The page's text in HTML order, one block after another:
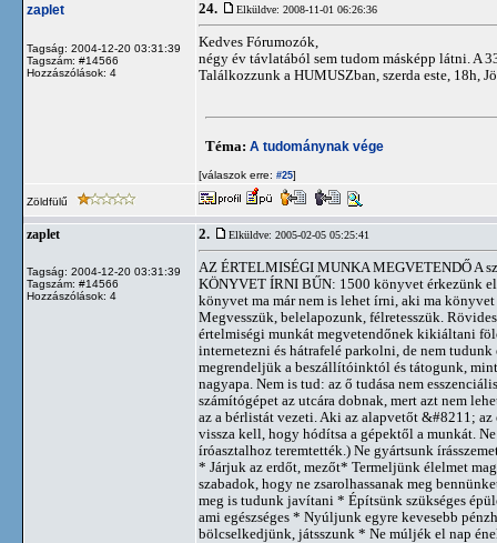
zaplet
Tagság: 2004-12-20 03:31:39
Tagszám: #14566
Hozzászólások: 4
24. Elküldve: 2008-11-01 06:26:36
Kedves Fórumozók,
négy év távlatából sem tudom másképp látni. A
Találkozzunk a HUMUSZban, szerda este, 18h,
Téma: A tudománynak vége
[válaszok erre: #25]
Zöldfülű
zaplet
Tagság: 2004-12-20 03:31:39
Tagszám: #14566
Hozzászólások: 4
2. Elküldve: 2005-02-05 05:25:41
AZ ÉRTELMISÉGI MUNKA MEGVETENDŐ A
KÖNYVET ÍRNI BŰN: 1500 könyvet érkezünk
könyvet ma már nem is lehet írni, aki ma
Megvesszük, belelapozunk, félretesszük.
értelmiségi munkát megvetendőnek kikiáltani
internetezni és hátrafelé parkolni, de nem
megrendeljük a beszállítóinktól és tátogunk,
nagyapa. Nem is tud: az ő tudása nem
számítógépet az utcára dobnak, mert azt nem
az a bérlistát vezeti. Aki az alapvetőt &#8211;
vissza kell, hogy hódítsa a gépektől a munkát.
íróasztalhoz teremtették.) Ne gyártsunk
* Járjuk az erdőt, mezőt* Termeljünk élelmet
szabadok, hogy ne zsarolhassanak meg
meg is tudunk javítani * Építsünk szükséges
ami egészséges * Nyúljunk egyre kevesebb
bölcselkedjünk, játsszunk * Ne múljék el nap